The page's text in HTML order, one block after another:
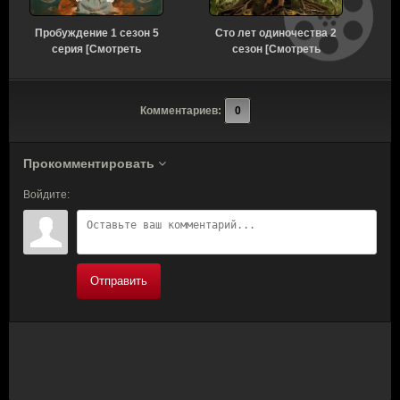
Пробуждение 1 сезон 5
серия [Смотреть
Сто лет одиночества 2
сезон [Смотреть
Комментариев: 0
Прокомментировать
Войдите:
Отправить